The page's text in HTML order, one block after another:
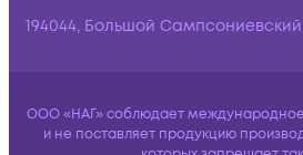
194044, Большой Сампсониевский
ООО «НАГ» соблюдает международное
и не поставляет продукцию